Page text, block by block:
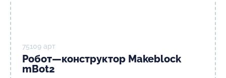
75109 арт
Робот—конструктор Makeblock
mBot2